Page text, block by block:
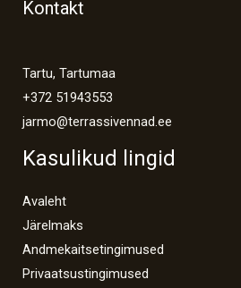
Kontakt
Tartu, Tartumaa
+372 51943553
jarmo@terrassivennad.ee
Kasulikud lingid
Avaleht
Järelmaks
Andmekaitsetingimused
Privaatsustingimused